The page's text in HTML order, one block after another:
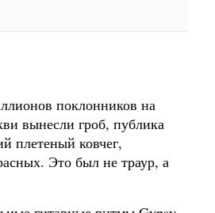
поклонников на
вынесли гроб, публика
плетеный ковчег,
Это был не траур, а